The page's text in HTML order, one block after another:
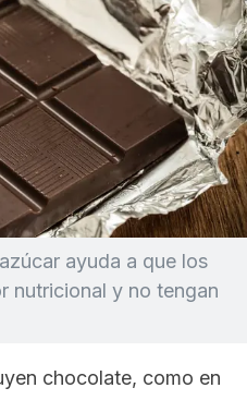
ayuda a que los
nutricional y no tengan
chocolate, como en